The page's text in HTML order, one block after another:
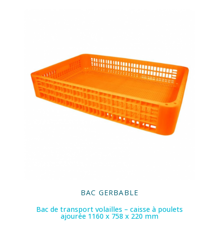
BAC GERBABLE
Bac de transport volailles – caisse à poulets
ajourée 1160 x 758 x 220 mm